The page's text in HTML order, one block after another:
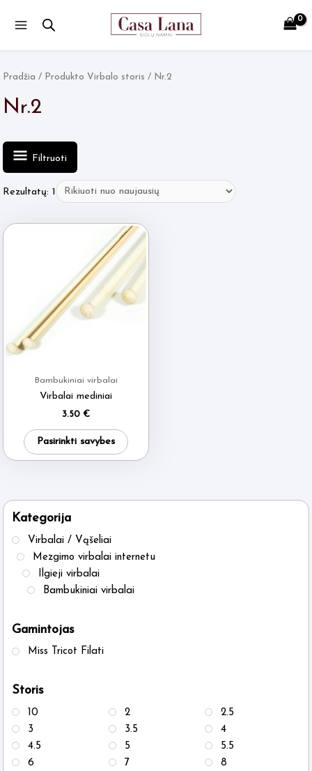
Kategorija
Virbalai / Vąšeliai
Mezgimo virbalai internetu
Ilgieji virbalai
Bambukiniai virbalai
Gamintojas
Miss Tricot Filati
Storis
10 2
2.5
3
3.5
4
4.5
5
5.5
6
7
8
Pradžia / Produkto Virbalo storis / Nr.2
Nr.2
Filtruoti
Rezultatų: 1
Bambukiniai virbalai
Virbalai mediniai
3.50 €
Pasirinkti savybes
product
be